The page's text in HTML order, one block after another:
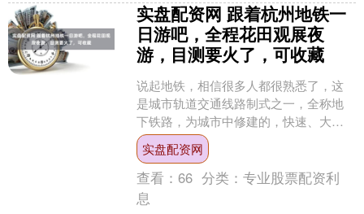
实盘配资网 跟着杭州地铁一
日游吧，全程花田观展夜
游，目测要火了，可收藏
说起地铁，相信很多人都很熟悉了，这
是城市轨道交通线路制式之一，全称地
下铁路，为城市中修建的，快速、大运
量、用电力牵引的轨道交通。世界上最
早的（也是第一条）地铁是....
实盘配资网
查看：66 分类：专业股票配资利
息